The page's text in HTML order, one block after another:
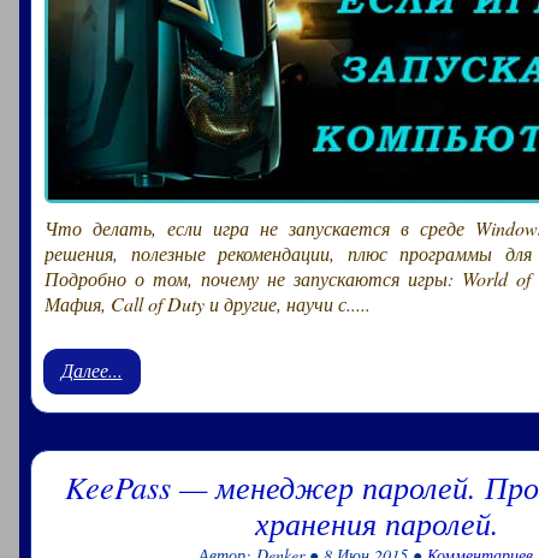
Что делать, если игра не запускается в среде
решения, полезные рекомендации, плюс программы
Подробно о том, почему не запускаются игры: World of
Мафия, Call of Duty и другие, научи с.....
Далее...
KeePass — менеджер паролей.
хранения паролей.